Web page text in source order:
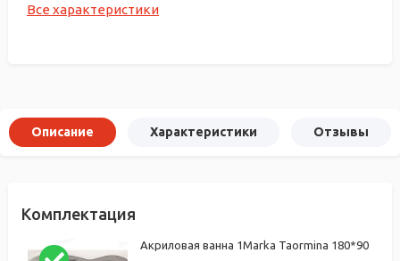
Все характеристики
Описание Характеристики Отзывы
Комплектация
Акриловая ванна 1Marka Taormina 180*90